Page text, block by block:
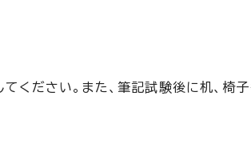
ください。また、筆記試験後に机、椅